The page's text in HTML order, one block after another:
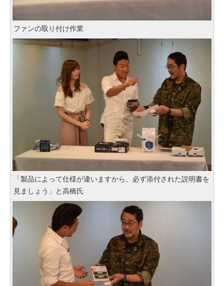
ファンの取り付け作業
「製品によって仕様が違いますから、必ず添付された説明書を
見ましょう」と高橋氏